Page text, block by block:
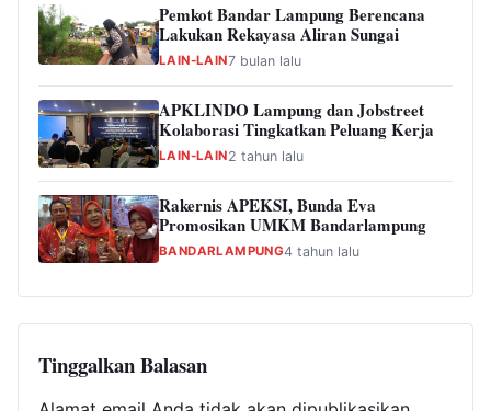
Pemkot Bandar Lampung Berencana
Lakukan Rekayasa Aliran Sungai
LAIN-LAIN7 bulan lalu
APKLINDO Lampung dan Jobstreet
Kolaborasi Tingkatkan Peluang Kerja
LAIN-LAIN2 tahun lalu
Rakernis APEKSI, Bunda Eva
Promosikan UMKM Bandarlampung
BANDARLAMPUNG4 tahun lalu
Tinggalkan Balasan